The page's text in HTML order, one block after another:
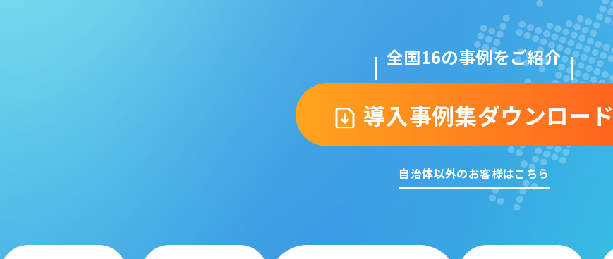
全国16の事例をご紹介
導入事例集ダウンロード
自治体以外のお客様はこちら